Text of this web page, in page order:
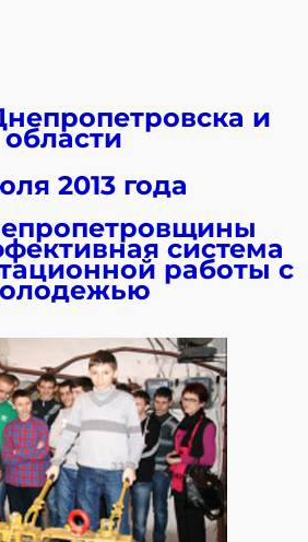
и
области
2013 года
система
работы с